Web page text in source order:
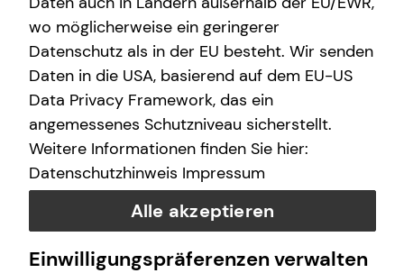
ist im Laufe ihres Berufslebens von Erwerbs- oder gar
Berufsunfähigkeit bedroht. Ein schlimmer Unfall oder eine
schwere Krankheit – und schon ist nichts mehr, wie es
war. Deshalb ist die individuelle Arbeitskraftabsicherung
so wichtig für dich.
wo möglicherweise ein geringerer
Datenschutz als in der EU besteht. Wir senden
Daten in die USA, basierend auf dem EU-US
Data Privacy Framework, das ein
angemessenes Schutzniveau sicherstellt.
Weitere Informationen finden Sie hier:
Datenschutzhinweis Impressum
Alle akzeptieren
Einwilligungspräferenzen verwalten